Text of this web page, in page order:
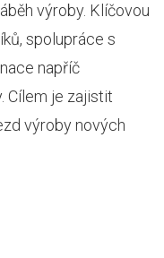
výroby. Klíčovou
spolupráce s
napříč
Cílem je zajistit
výroby nových